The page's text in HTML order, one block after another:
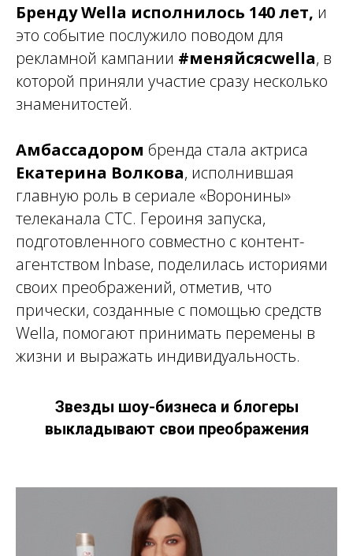
Бренду Wella исполнилось 140 лет, и
это событие послужило поводом для
рекламной кампании #меняйсясwella, в
которой приняли участие сразу несколько
знаменитостей.
Амбассадором бренда стала актриса
Екатерина Волкова, исполнившая
главную роль в сериале «Воронины»
телеканала СТС. Героиня запуска,
подготовленного совместно с контент-
агентством Inbase, поделилась историями
своих преображений, отметив, что
прически, созданные с помощью средств
Wella, помогают принимать перемены в
жизни и выражать индивидуальность.
Звезды шоу-бизнеса и блогеры
выкладывают свои преображения